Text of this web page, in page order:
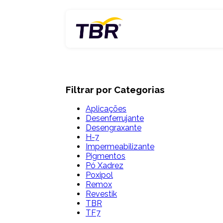
Filtrar por Categorias
Aplicações
Desenferrujante
Desengraxante
H-7
Impermeabilizante
Pigmentos
Pó Xadrez
Poxipol
Remox
Revestik
TBR
TF7